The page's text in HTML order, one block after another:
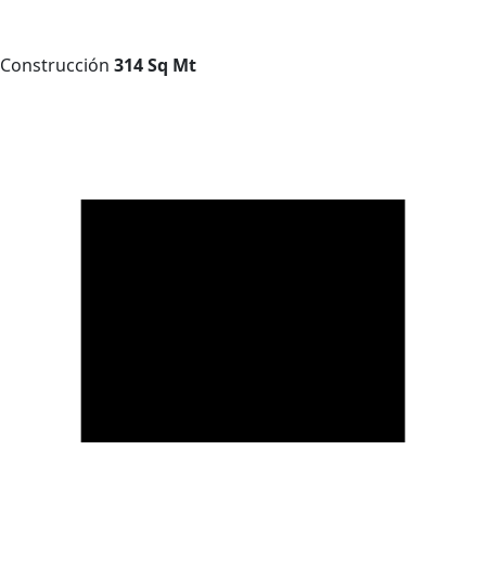
Construcción 314 Sq Mt